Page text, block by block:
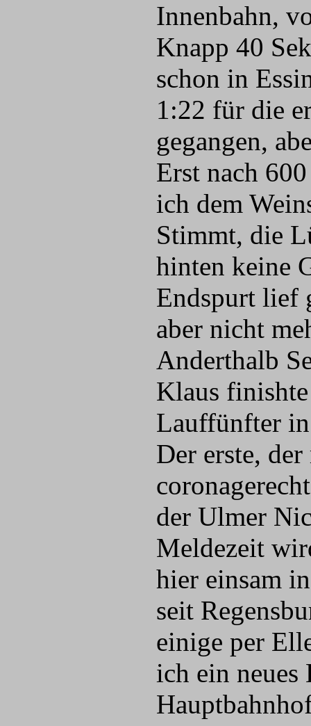
Innenbahn,
Knapp 40
schon in
1:22 für die
gegangen,
Erst nach
ich dem
Stimmt, die
hinten keine
Endspurt lief
aber nicht
Anderthalb
Klaus
Lauffünfter
Der erste,
der Ulmer
Meldezeit
hier einsam
seit
einige per
ich ein